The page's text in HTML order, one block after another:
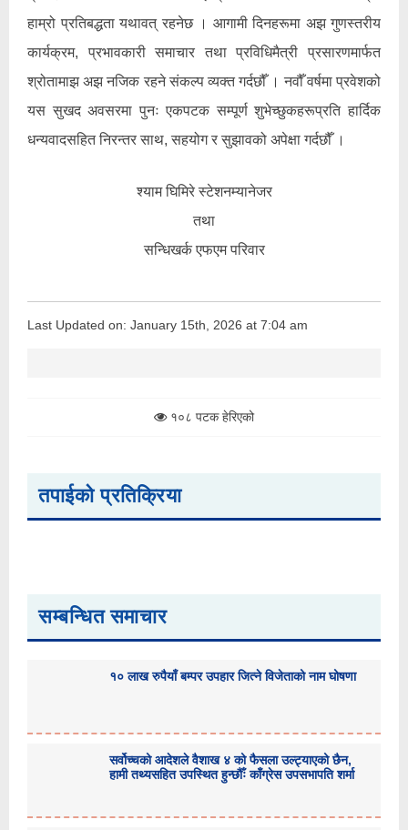
हाम्रो प्रतिबद्धता यथावत् रहनेछ । आगामी दिनहरूमा अझ गुणस्तरीय
कार्यक्रम, प्रभावकारी समाचार तथा प्रविधिमैत्री प्रसारणमार्फत
श्रोतामाझ अझ नजिक रहने संकल्प व्यक्त गर्दछौँ । नवौँ वर्षमा प्रवेशको
यस सुखद अवसरमा पुनः एकपटक सम्पूर्ण शुभेच्छुकहरूप्रति हार्दिक
धन्यवादसहित निरन्तर साथ, सहयोग र सुझावको अपेक्षा गर्दछौँ ।
श्याम घिमिरे स्टेशनम्यानेजर
तथा
सन्धिखर्क एफएम परिवार
Last Updated on: January 15th, 2026 at 7:04 am
१०८ पटक हेरिएको
तपाईको प्रतिक्रिया
सम्बन्धित समाचार
१० लाख रुपैयाँ बम्पर उपहार जित्ने विजेताको नाम घोषणा
सर्वोच्चको आदेशले वैशाख ४ को फैसला उल्ट्याएको छैन,
हामी तथ्यसहित उपस्थित हुन्छौँः काँग्रेस उपसभापति शर्मा